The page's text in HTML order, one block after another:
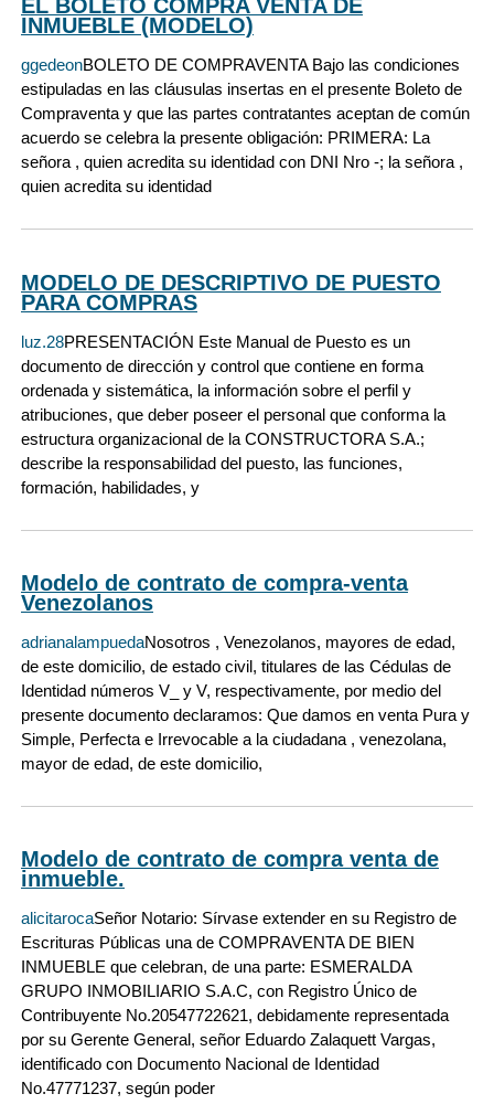
EL BOLETO COMPRA VENTA DE
INMUEBLE (MODELO)
ggedeonBOLETO DE COMPRAVENTA Bajo las condiciones
estipuladas en las cláusulas insertas en el presente Boleto de
Compraventa y que las partes contratantes aceptan de común
acuerdo se celebra la presente obligación: PRIMERA: La
señora , quien acredita su identidad con DNI Nro -; la señora ,
quien acredita su identidad
MODELO DE DESCRIPTIVO DE PUESTO
PARA COMPRAS
luz.28PRESENTACIÓN Este Manual de Puesto es un
documento de dirección y control que contiene en forma
ordenada y sistemática, la información sobre el perfil y
atribuciones, que deber poseer el personal que conforma la
estructura organizacional de la CONSTRUCTORA S.A.;
describe la responsabilidad del puesto, las funciones,
formación, habilidades, y
Modelo de contrato de compra-venta
Venezolanos
adrianalampuedaNosotros , Venezolanos, mayores de edad,
de este domicilio, de estado civil, titulares de las Cédulas de
Identidad números V_ y V, respectivamente, por medio del
presente documento declaramos: Que damos en venta Pura y
Simple, Perfecta e Irrevocable a la ciudadana , venezolana,
mayor de edad, de este domicilio,
Modelo de contrato de compra venta de
inmueble.
alicitarocaSeñor Notario: Sírvase extender en su Registro de
Escrituras Públicas una de COMPRAVENTA DE BIEN
INMUEBLE que celebran, de una parte: ESMERALDA
GRUPO INMOBILIARIO S.A.C, con Registro Único de
Contribuyente No.20547722621, debidamente representada
por su Gerente General, señor Eduardo Zalaquett Vargas,
identificado con Documento Nacional de Identidad
No.47771237, según poder